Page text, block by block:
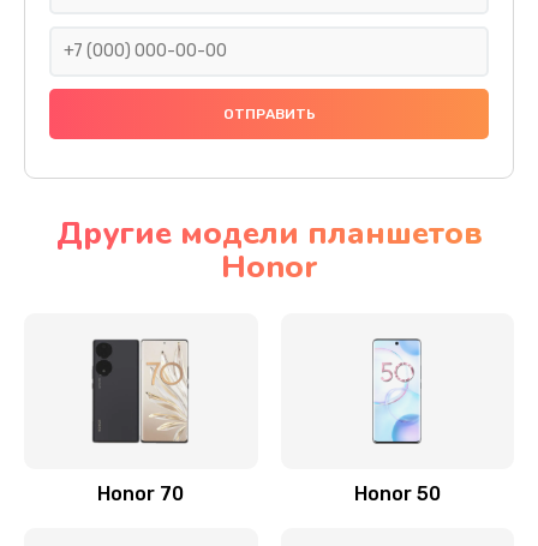
Замена динамика
Замена стекла камеры
Замена задней крышки
Другие модели планшетов
Honor
Honor 70 Honor 50